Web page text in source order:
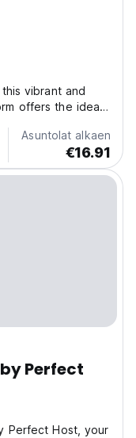
vibrant and
offers the ideal
comfortable
to budget-
Asuntolat alkaen
€16.91
Perfect
Perfect Host, your